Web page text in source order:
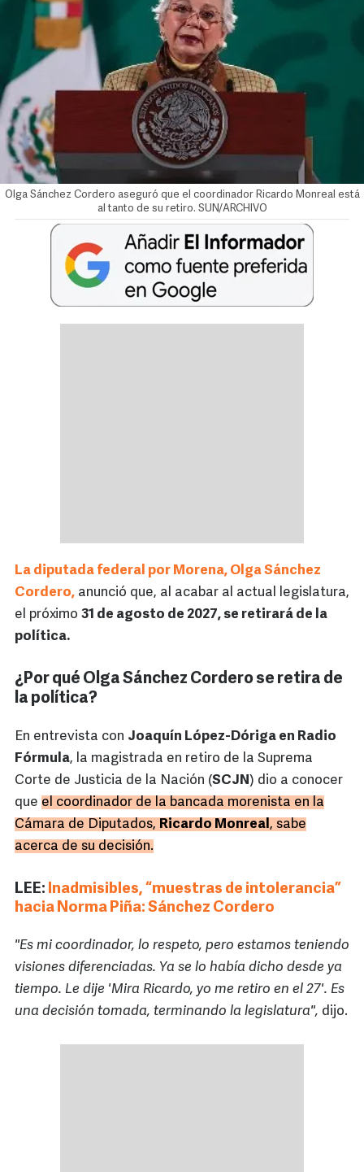
Olga Sánchez Cordero aseguró que el coordinador Ricardo Monreal está
al tanto de su retiro. SUN/ARCHIVO
La diputada federal por Morena, Olga Sánchez
Cordero, anunció que, al acabar al actual legislatura,
el próximo 31 de agosto de 2027, se retirará de la
política.
¿Por qué Olga Sánchez Cordero se retira de
la política?
En entrevista con Joaquín López-Dóriga en Radio
Fórmula, la magistrada en retiro de la Suprema
Corte de Justicia de la Nación (SCJN) dio a conocer
que el coordinador de la bancada morenista en la
Cámara de Diputados, Ricardo Monreal, sabe
acerca de su decisión.
LEE: Inadmisibles, “muestras de intolerancia”
hacia Norma Piña: Sánchez Cordero
"Es mi coordinador, lo respeto, pero estamos teniendo
visiones diferenciadas. Ya se lo había dicho desde ya
tiempo. Le dije 'Mira Ricardo, yo me retiro en el 27'. Es
una decisión tomada, terminando la legislatura", dijo.